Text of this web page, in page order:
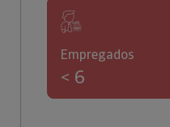
Empregados
< 6